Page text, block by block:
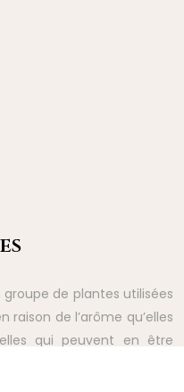
de plantes utilisées
de l’arôme qu’elles
qui peuvent en être